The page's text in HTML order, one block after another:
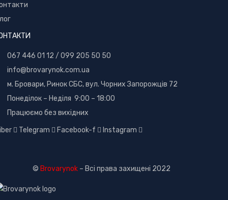
067 446 01 12 / 099 205 50 50
info@brovarynok.com.ua
м. Бровари, Ринок СБС, вул. Чорних Запорожців 72
Понеділок – Неділя 9:00 – 18:00
Працюємо без вихідних
Telegram Facebook-f Instagram
© Brovarynok– Всі права захищені 2022